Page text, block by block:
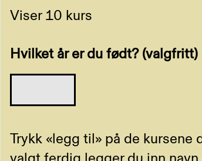
Viser 10 kurs
Hvilket år er du født? (valgfritt)
Trykk «legg til» på de kursene